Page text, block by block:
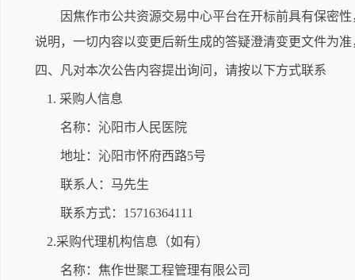
因焦作市公共资源交易中心平台在开标前具有保密
说明，一切内容以变更后新生成的答疑澄清变更文件为
四、凡对本次公告内容提出询问，请按以下方式联系
1. 采购人信息
名称：沁阳市人民医院
地址：沁阳市怀府西路5号
联系人：马先生
联系方式：15716364111
2.采购代理机构信息（如有）
名称：焦作世聚工程管理有限公司